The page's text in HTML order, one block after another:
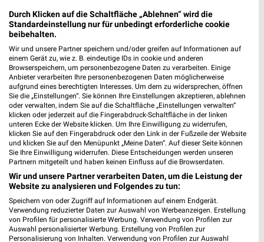
320,67 km
HOLTEX Rendsburg
Friedrichstädter Straße 59/63
24768 Rendsburg
Heute 09:30 - 18:30 Uhr |
Geschlossen
320,75 km
KiK Eckernförde
Hörst 3
Heute 09:00 - 19:00 Uhr | Geschlossen
319,26 km • Angebote: 1 Prospekt
Durch Klicken auf die Schaltfläche „Ablehnen“ wird die
Standardeinstellung nur für unbedingt erforderliche cookie
beibehalten.
Wir und unsere Partner speichern und/oder greifen auf Informationen auf
einem Gerät zu, wie z. B. eindeutige IDs in cookie und anderen
Browserspeichern, um personenbezogene Daten zu verarbeiten. Einige
Anbieter verarbeiten Ihre personenbezogenen Daten möglicherweise
aufgrund eines berechtigten Interesses. Um dem zu widersprechen, öffnen
Sie die „Einstellungen“. Sie können Ihre Einstellungen akzeptieren, ablehnen
oder verwalten, indem Sie auf die Schaltfläche „Einstellungen verwalten“
klicken oder jederzeit auf die Fingerabdruck-Schaltfläche in der linken
unteren Ecke der Website klicken. Um Ihre Einwilligung zu widerrufen,
klicken Sie auf den Fingerabdruck oder den Link in der Fußzeile der Website
und klicken Sie auf den Menüpunkt „Meine Daten“. Auf dieser Seite können
Sie Ihre Einwilligung widerrufen. Diese Entscheidungen werden unseren
Partnern mitgeteilt und haben keinen Einfluss auf die Browserdaten.
Wir und unsere Partner verarbeiten Daten, um die Leistung der
Website zu analysieren und Folgendes zu tun:
Speichern von oder Zugriff auf Informationen auf einem Endgerät.
Verwendung reduzierter Daten zur Auswahl von Werbeanzeigen. Erstellung
von Profilen für personalisierte Werbung. Verwendung von Profilen zur
Auswahl personalisierter Werbung. Erstellung von Profilen zur
Personalisierung von Inhalten. Verwendung von Profilen zur Auswahl